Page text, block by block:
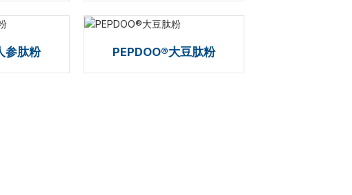
参肽粉 PEPDOO®大豆肽粉